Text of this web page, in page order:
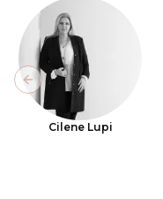
Cilene Lupi
Previous slide